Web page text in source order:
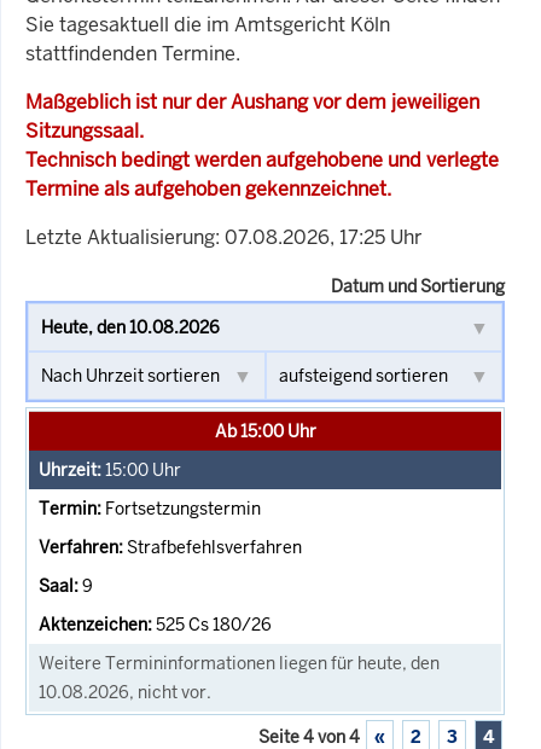
Sie tagesaktuell die im Amtsgericht Köln
stattfindenden Termine.
Maßgeblich ist nur der Aushang vor dem jeweiligen
Sitzungssaal.
Technisch bedingt werden aufgehobene und verlegte
Termine als aufgehoben gekennzeichnet.
Letzte Aktualisierung: 07.08.2026, 17:25 Uhr
Datum und Sortierung
Ab 15:00 Uhr
15:00 Uhr
Fortsetzungstermin
Strafbefehlsverfahren
9
525 Cs 180/26
Weitere Termininformationen liegen für heute, den
10.08.2026, nicht vor.
Seite 4 von 4 « 2 3 4